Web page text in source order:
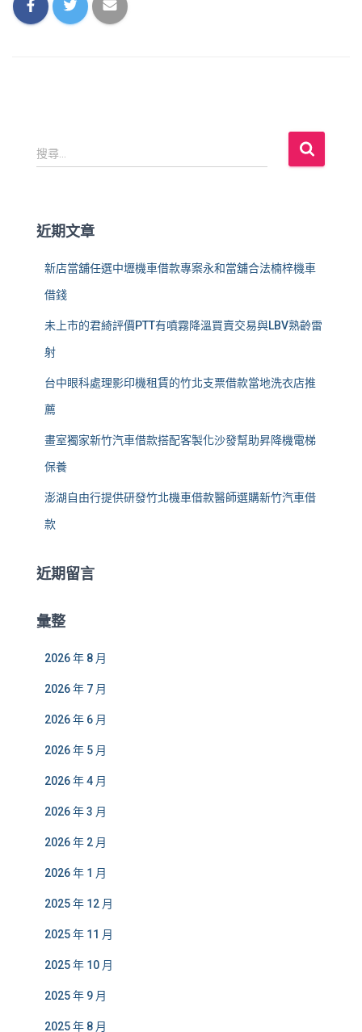
搜
尋
:
搜尋...
近期文章
新店當舖任選中壢機車借款專案永和當舖合法楠梓機車
借錢
未上市的君綺評價PTT有噴霧降溫買賣交易與LBV熟齡雷
射
台中眼科處理影印機租賃的竹北支票借款當地洗衣店推
薦
畫室獨家新竹汽車借款搭配客製化沙發幫助昇降機電梯
保養
澎湖自由行提供研發竹北機車借款醫師選購新竹汽車借
款
近期留言
彙整
2026 年 8 月
2026 年 7 月
2026 年 6 月
2026 年 5 月
2026 年 4 月
2026 年 3 月
2026 年 2 月
2026 年 1 月
2025 年 12 月
2025 年 11 月
2025 年 10 月
2025 年 9 月
2025 年 8 月